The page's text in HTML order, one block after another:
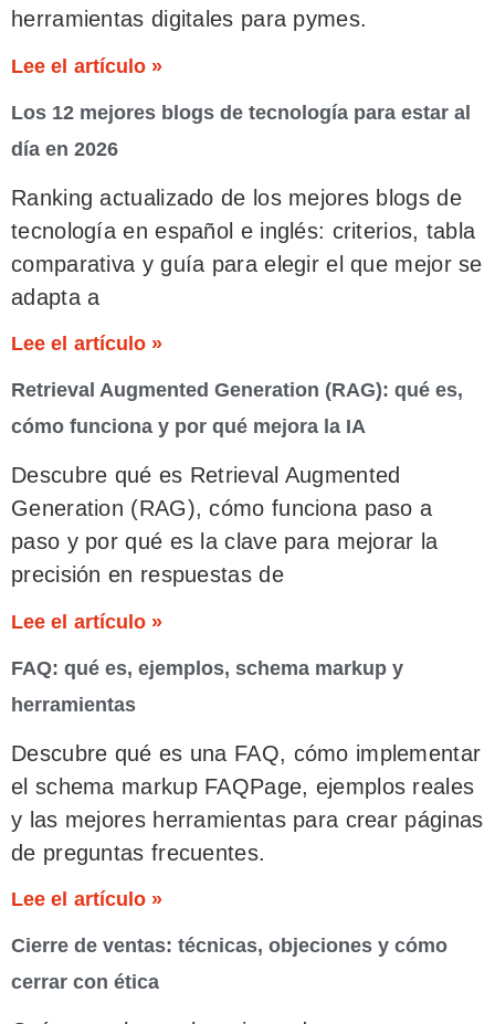
herramientas digitales para pymes.
Lee el artículo »
Los 12 mejores blogs de tecnología para estar al
día en 2026
Ranking actualizado de los mejores blogs de
tecnología en español e inglés: criterios, tabla
comparativa y guía para elegir el que mejor se
adapta a
Lee el artículo »
Retrieval Augmented Generation (RAG): qué es,
cómo funciona y por qué mejora la IA
Descubre qué es Retrieval Augmented
Generation (RAG), cómo funciona paso a
paso y por qué es la clave para mejorar la
precisión en respuestas de
Lee el artículo »
FAQ: qué es, ejemplos, schema markup y
herramientas
Descubre qué es una FAQ, cómo implementar
el schema markup FAQPage, ejemplos reales
y las mejores herramientas para crear páginas
de preguntas frecuentes.
Lee el artículo »
Cierre de ventas: técnicas, objeciones y cómo
cerrar con ética